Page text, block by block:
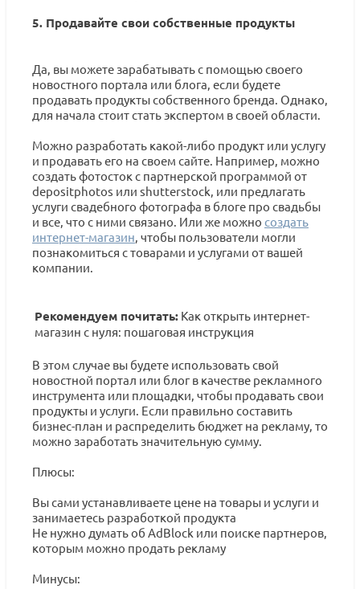
5. Продавайте свои собственные продукты
Да, вы можете зарабатывать с помощью своего
новостного портала или блога, если будете
продавать продукты собственного бренда. Однако,
для начала стоит стать экспертом в своей области.
Можно разработать какой-либо продукт или услугу
и продавать его на своем сайте. Например, можно
создать фотосток с партнерской программой от
depositphotos или shutterstock, или предлагать
услуги свадебного фотографа в блоге про свадьбы
и все, что с ними связано. Или же можно создать
интернет-магазин, чтобы пользователи могли
познакомиться с товарами и услугами от вашей
компании.
Рекомендуем почитать: Как открыть интернет-
магазин с нуля: пошаговая инструкция
В этом случае вы будете использовать свой
новостной портал или блог в качестве рекламного
инструмента или площадки, чтобы продавать свои
продукты и услуги. Если правильно составить
бизнес-план и распределить бюджет на рекламу, то
можно заработать значительную сумму.
Плюсы:
Вы сами устанавливаете цене на товары и услуги и
занимаетесь разработкой продукта
Не нужно думать об AdBlock или поиске партнеров,
которым можно продать рекламу
Минусы: